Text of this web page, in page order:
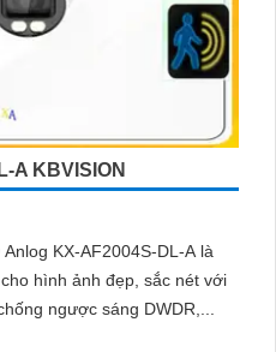
A KBVISION
KX-AF2004S-DL-A là
hình ảnh đẹp, sắc nét với
MP. Trang bị chống ngược sáng DWDR,...